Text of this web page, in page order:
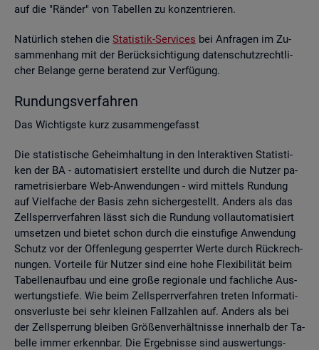
auf die "Rän­der" von Ta­bel­len zu kon­zen­trie­ren.
Na­tür­lich ste­hen die Sta­tis­tik-Ser­vices bei An­fra­gen im Zu­
sam­men­hang mit der Be­rück­sich­ti­gung da­ten­schutz­recht­li­
cher Be­lan­ge gerne be­ra­tend zur Ver­fü­gung.
Run­dungs­ver­fah­ren
Das Wich­tigs­te kurz zu­sam­men­ge­fasst
Die sta­tis­ti­sche Ge­heim­hal­tung in den In­ter­ak­ti­ven Sta­tis­ti­
ken der BA - au­to­ma­ti­siert er­stell­te und durch die Nut­zer pa­
ra­me­tri­sier­ba­re Web-An­wen­dun­gen - wird mit­tels Run­dung
auf Viel­fa­che der Basis zehn si­cher­ge­stellt. An­ders als das
Zell­sperr­ver­fah­ren lässt sich die Run­dung voll­au­to­ma­ti­siert
um­set­zen und bie­tet schon durch die ein­stu­fi­ge An­wen­dung
Schutz vor der Of­fen­le­gung ge­sperr­ter Werte durch Rück­rech­
nun­gen. Vor­tei­le für Nut­zer sind eine hohe Fle­xi­bi­li­tät beim
Ta­bel­len­auf­bau und eine große re­gio­na­le und fach­li­che Aus­
wer­tungs­tie­fe. Wie beim Zell­sperr­ver­fah­ren tre­ten In­for­ma­ti­
ons­ver­lus­te bei sehr klei­nen Fall­zah­len auf. An­ders als bei
der Zell­sper­rung blei­ben Grö­ßen­ver­hält­nis­se in­ner­halb der Ta­
bel­le immer er­kenn­bar. Die Er­geb­nis­se sind aus­wer­tungs­